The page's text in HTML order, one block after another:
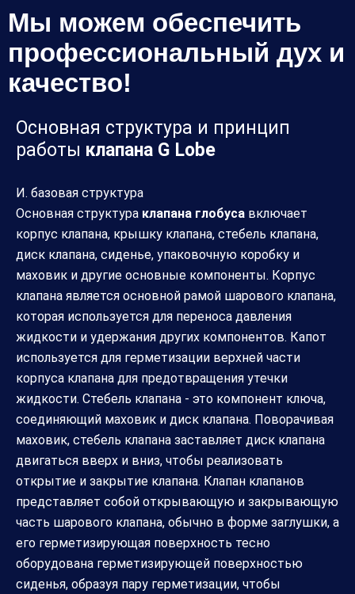
Мы можем обеспечить
профессиональный дух и
качество!
Основная структура и принцип
работы клапана G Lobe
И. базовая структура
Основная структура клапана глобуса включает
корпус клапана, крышку клапана, стебель клапана,
диск клапана, сиденье, упаковочную коробку и
маховик и другие основные компоненты. Корпус
клапана является основной рамой шарового клапана,
которая используется для переноса давления
жидкости и удержания других компонентов. Капот
используется для герметизации верхней части
корпуса клапана для предотвращения утечки
жидкости. Стебель клапана - это компонент ключа,
соединяющий маховик и диск клапана. Поворачивая
маховик, стебель клапана заставляет диск клапана
двигаться вверх и вниз, чтобы реализовать
открытие и закрытие клапана. Клапан клапанов
представляет собой открывающую и закрывающую
часть шарового клапана, обычно в форме заглушки, а
его герметизирующая поверхность тесно
оборудована герметизирующей поверхностью
сиденья, образуя пару герметизации, чтобы